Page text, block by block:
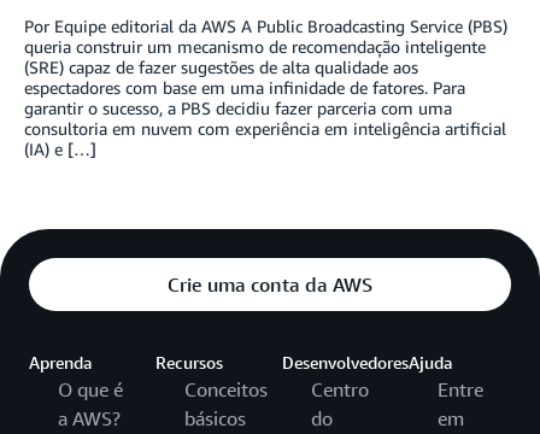
Por Equipe editorial da AWS A Public Broadcasting Service (PBS)
queria construir um mecanismo de recomendação inteligente
(SRE) capaz de fazer sugestões de alta qualidade aos
espectadores com base em uma infinidade de fatores. Para
garantir o sucesso, a PBS decidiu fazer parceria com uma
consultoria em nuvem com experiência em inteligência artificial
(IA) e […]
Crie uma conta da AWS
Aprenda
O que é
a AWS?
Recursos
Conceitos
básicos
Desenvolvedores
Centro
do
Ajuda
Entre
em